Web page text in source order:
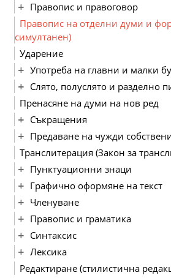
Правопис и правоговор
Правопис на отделни думи и
симултанен)
Ударение
Употреба на главни и малки
Слято, полуслято и разделно
Пренасяне на думи на нов ред
Съкращения
Предаване на чужди
Транслитерация (Закон за
Пунктуационни знаци
Графично оформяне на текст
Членуване
Правопис и граматика
Синтаксис
Лексика
Редактиране (стилистична